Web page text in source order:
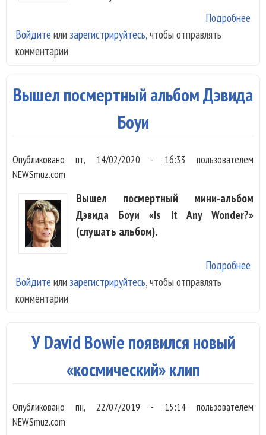
Подробнее
Войдите или зарегистрируйтесь, чтобы отправлять
комментарии
Вышел посмертный альбом Дэвида
Боуи
Опубликованопт, 14/02/2020 - 16:33 пользователем
NEWSmuz.com
Вышел посмертный мини-альбом
Дэвида Боуи «Is It Any Wonder?»
(слушать альбом).
Подробнее
Войдите или зарегистрируйтесь, чтобы отправлять
комментарии
У David Bowie появился новый
«космический» клип
Опубликованопн, 22/07/2019 - 15:14пользователем
NEWSmuz.com